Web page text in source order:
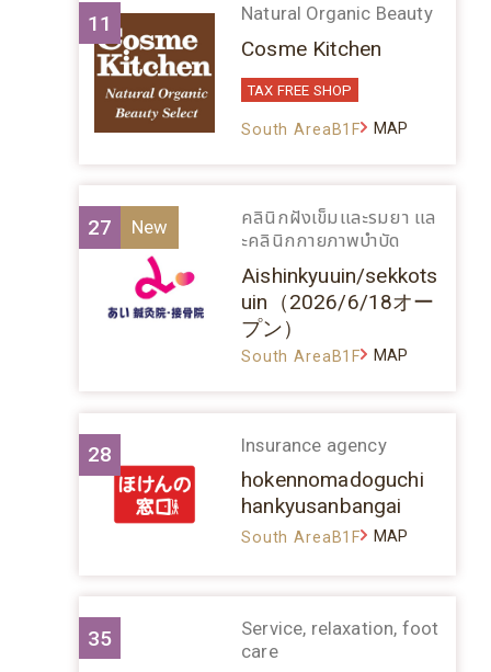
11 Natural Organic Beauty
Cosme Kitchen
TAX FREE SHOP
South AreaB1F MAP
27
คลินิกฝังเข็มและรมยา แล
ะคลินิกกายภาพบำบัด
Aishinkyuuin/sekkots
uin（2026/6/18オー
プン）
South AreaB1F MAP
28 Insurance agency
hokennomadoguchi
hankyusanbangai
South AreaB1F MAP
35
Service, relaxation, foot
care